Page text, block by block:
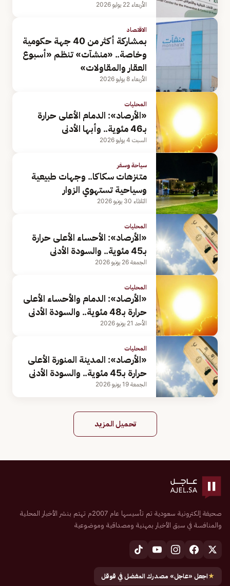
الأربعاء 22 يوليو 2026
الاقتصاد
بمشاركة أكثر من 40 جهة حكومية
وخاصة.. «منشآت» تنظم «أسبوع
العقار والمقاولات»
الأربعاء 8 يوليو 2026
المحليات
«الأرصاد»: الدمام الأعلى حرارة
بـ46 مئوية.. وأبها الأدنى
السبت 4 يوليو 2026
سياحة وسفر
متنزهات سكاكا.. وجهات طبيعية
وسياحية تستهوي الزوار
الثلاثاء 30 يونيو 2026
المحليات
«الأرصاد»: الأحساء الأعلى حرارة
بـ45 مئوية.. والسودة الأدنى
الجمعة 26 يونيو 2026
المحليات
«الأرصاد»: الدمام والأحساء الأعلى
حرارة بـ48 مئوية.. والسودة الأدنى
الأحد 21 يونيو 2026
المحليات
«الأرصاد»: المدينة المنورة الأعلى
حرارة بـ45 مئوية.. والسودة الأدنى
الجمعة 19 يونيو 2026
تحميل المزيد
صحيفة إلكترونية سعودية تم تأسيسها عام 2007م تهتم بنشر الأخبار المحلية
والمنافسة في سبق الأخبار بمهنية ومصداقية وموضوعية
★اجعل «عاجل» مصدرك المفضل في قوقل